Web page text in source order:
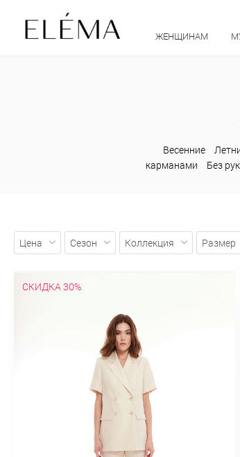
ЖЕНЩИНАМ
Весенние
карманами
Без
Цена Сезон Коллекция Размер
СКИДКА 30%